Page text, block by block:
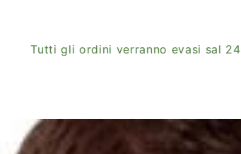
gli ordini verranno evasi sal 24 Agosto.